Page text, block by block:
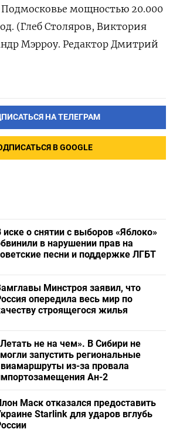
Подмосковье мощностью 20.000
(Глеб Столяров, Виктория
Мэрроу. Редактор Дмитрий
НА ТЕЛЕГРАМ
В GOOGLE
иске о снятии с выборов «Яблоко»
в нарушении прав на
песни и поддержке ЛГБТ
Минстроя заявил, что
опередила весь мир по
строящегося жилья
не на чем». В Сибири не
запустить региональные
из-за провала
Ан-2
Маск отказался предоставить
Starlink для ударов вглубь